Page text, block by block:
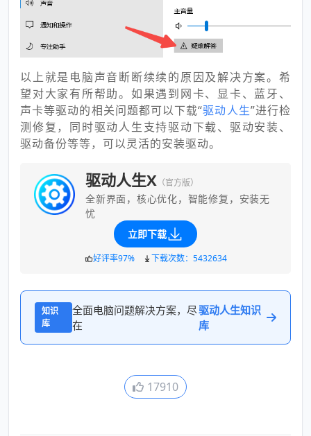
以上就是电脑声音断断续续的原因及解决方案。希
望对大家有所帮助。如果遇到网卡、显卡、蓝牙、
声卡等驱动的相关问题都可以下载“驱动人生”进行检
测修复，同时驱动人生支持驱动下载、驱动安装、
驱动备份等等，可以灵活的安装驱动。
驱动人生X （官方版）
全新界面，核心优化，智能修复，安装无
忧
立即下载
好评率97% 下载次数：5432634
知识
库
全面电脑问题解决方案，尽
在
驱动人生知识
库
17910